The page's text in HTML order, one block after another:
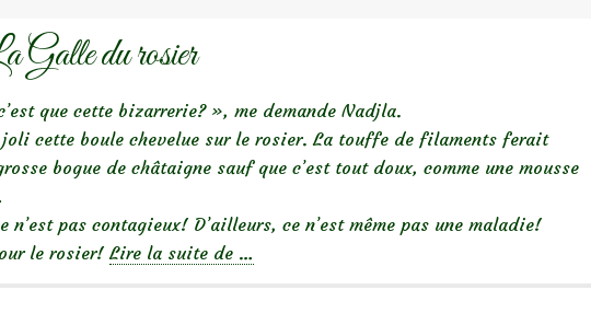
du rosier
que cette bizarrerie? », me demande Nadjla.
joli cette boule chevelue sur le rosier. La touffe de filaments ferait
bogue de châtaigne sauf que c’est tout doux, comme une mousse
n’est pas contagieux! D’ailleurs, ce n’est même pas une maladie!
le rosier! Lire la suite de …